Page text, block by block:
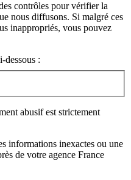
contrôles pour vérifier la
nous diffusons. Si malgré ces
inappropriés, vous pouvez
dessous :
abusif est strictement
informations inexactes ou une
de votre agence France